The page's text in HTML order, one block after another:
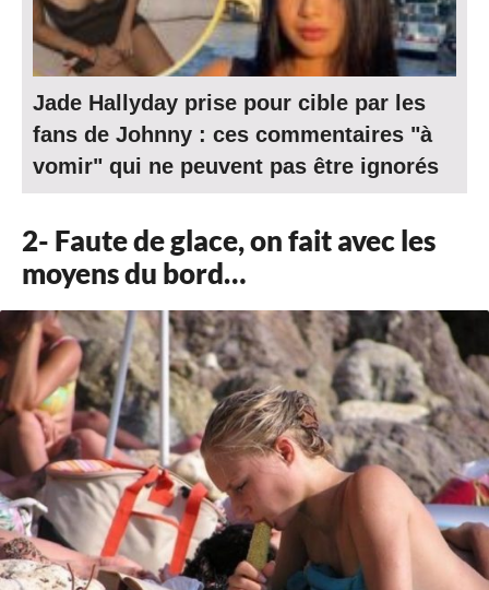
Jade Hallyday prise pour cible par les
fans de Johnny : ces commentaires "à
vomir" qui ne peuvent pas être ignorés
2- Faute de glace, on fait avec les
moyens du bord…